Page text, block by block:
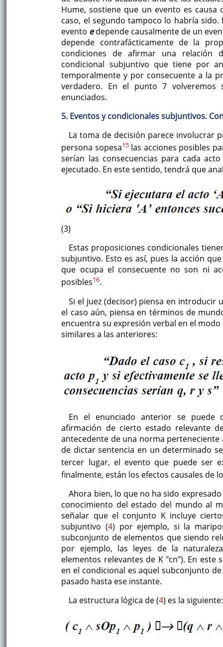
Hume, sostiene que un evento es
caso, el segundo tampoco lo habría
evento e depende causalmente de un
depende contrafácticamente de la
condiciones de afirmar una relación
condicional subjuntivo que tiene por
temporalmente y por consecuente a la
verdadero. En el punto 7
enunciados.
5. Eventos y condicionales subjuntivos.
La toma de decisión parece involucrar
persona sopesa15las acciones posibles
serían las consecuencias para cada
ejecutado. En este sentido, tendrá que
(3)
Estas proposiciones condicionales
subjuntivo. Esto es así, pues la acción
que ocupa el consecuente no son ni
posibles16.
Si el juez (decisor) piensa en
el caso aún, piensa en términos de
encuentra su expresión verbal en el
similares a las anteriores:
En el enunciado anterior se puede
afirmación de cierto estado relevante
antecedente de una norma
de dictar sentencia en un determinado
tercer lugar, el evento que puede ser
finalmente, están los efectos causales de
Ahora bien, lo que no ha sido expresado
conocimiento del estado del mundo al
señalar que el conjunto K incluye
subjuntivo (4) por ejemplo, si la
subconjunto de elementos que siendo
por ejemplo, las leyes de la
elementos relevantes de K "cn"). En
en el condicional es aquel subconjunto
pasado hasta ese instante.
La estructura lógica de (4) es la siguiente: